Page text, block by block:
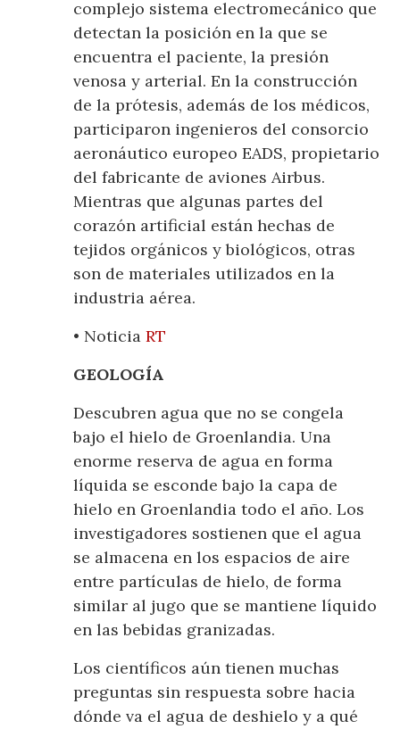
complejo sistema electromecánico que
detectan la posición en la que se
encuentra el paciente, la presión
venosa y arterial. En la construcción
de la prótesis, además de los médicos,
participaron ingenieros del consorcio
aeronáutico europeo EADS, propietario
del fabricante de aviones Airbus.
Mientras que algunas partes del
corazón artificial están hechas de
tejidos orgánicos y biológicos, otras
son de materiales utilizados en la
industria aérea.
• NoticiaRT
GEOLOGÍA
Descubren agua que no se congela
bajo el hielo de Groenlandia. Una
enorme reserva de agua en forma
líquida se esconde bajo la capa de
hielo en Groenlandia todo el año. Los
investigadores sostienen que el agua
se almacena en los espacios de aire
entre partículas de hielo, de forma
similar al jugo que se mantiene líquido
en las bebidas granizadas.
Los científicos aún tienen muchas
preguntas sin respuesta sobre hacia
dónde va el agua de deshielo y a qué